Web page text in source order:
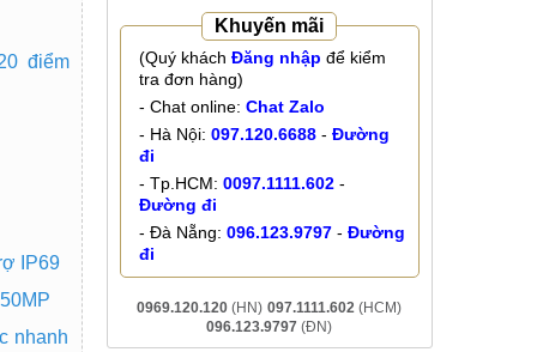
điểm
IP69
nhanh
Khuyến mãi
(Quý khách Đăng nhập để kiểm
tra đơn hàng)
- Chat online: Chat Zalo
- Hà Nội: 097.120.6688- Đường
đi
- Tp.HCM: 0097.1111.602-
Đường đi
- Đà Nẵng: 096.123.9797- Đường
đi
0969.120.120 (HN) 097.1111.602 (HCM)
096.123.9797 (ĐN)